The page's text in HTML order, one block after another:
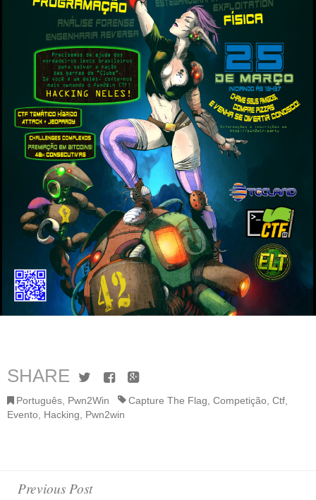
SHARE TwitterFacebook
Google+
Português Pwn2Win Capture The Flag Competição Ctf
Evento
Hacking Pwn2win
Post
Previous Post